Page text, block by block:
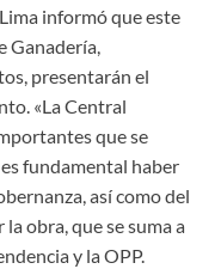
informó que este
Ganadería,
presentarán el
«La Central
que se
fundamental haber
así como del
obra, que se suma a
y la OPP.